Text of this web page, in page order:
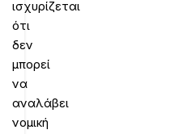
ισχυρίζεται
ότι
δεν
μπορεί
να
αναλάβει
νομική